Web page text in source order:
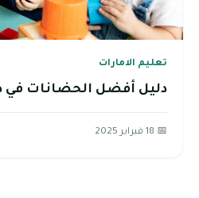
تعليم الامارات
دليل أفضل الحضانات في
📅 18 فبراير 2025